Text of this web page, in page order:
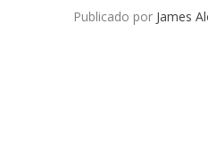
Publicado por James